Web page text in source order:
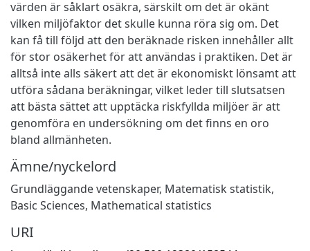
värden är såklart osäkra, särskilt om det är okänt
vilken miljöfaktor det skulle kunna röra sig om. Det
kan få till följd att den beräknade risken innehåller allt
för stor osäkerhet för att användas i praktiken. Det är
alltså inte alls säkert att det är ekonomiskt lönsamt att
utföra sådana beräkningar, vilket leder till slutsatsen
att bästa sättet att upptäcka riskfyllda miljöer är att
genomföra en undersökning om det finns en oro
bland allmänheten.
Ämne/nyckelord
Grundläggande vetenskaper, Matematisk statistik,
Basic Sciences, Mathematical statistics
URI